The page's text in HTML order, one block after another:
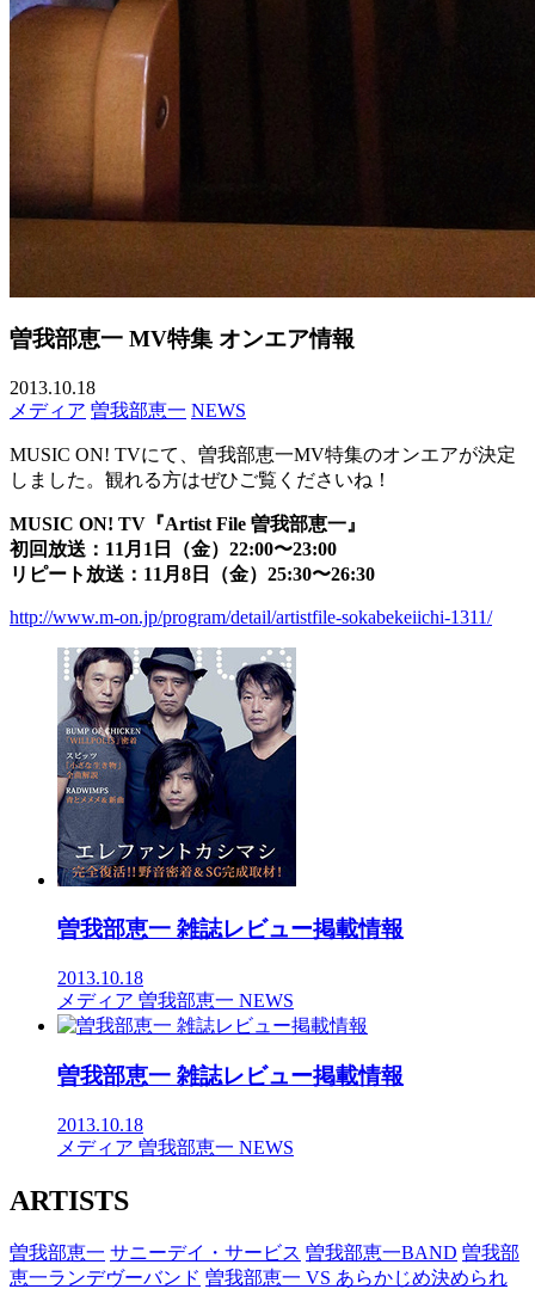
曽我部恵一 MV特集 オンエア情報
2013.10.18
メディア 曽我部恵一 NEWS
MUSIC ON! TVにて、曽我部恵一MV特集のオンエアが決定
しました。観れる方はぜひご覧くださいね！
MUSIC ON! TV『Artist File 曽我部恵一 』
初回放送：11月1日（金）22:00〜23:00
リピート放送：11月8日（金）25:30〜26:30
http://www.m-on.jp/program/detail/artistfile-sokabekeiichi-1311/
曽我部恵一 雑誌レビュー掲載情報
2013.10.18
メディア 曽我部恵一 NEWS
曽我部恵一 雑誌レビュー掲載情報
2013.10.18
メディア 曽我部恵一 NEWS
ARTISTS
曽我部恵一 サニーデイ・サービス 曽我部恵一BAND 曽我部
恵一ランデヴーバンド 曽我部恵一 VS あらかじめ決められ